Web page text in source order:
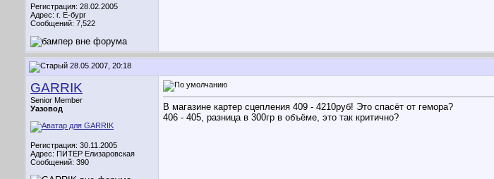
Регистрация: 28.02.2005
Адрес: г. Е-бург
Сообщений: 7,522
28.05.2007, 20:18
GARRIK
Senior Member
Уазовод
Регистрация: 30.11.2005
Адрес: ПИТЕР Елизаровская
Сообщений: 390
В магазине картер сцепления 409 - 4210руб! Это спасёт от гемора?
406 - 405, разница в 300гр в объёме, это так критично?